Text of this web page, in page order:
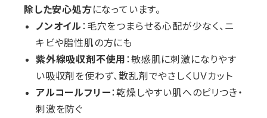
除した安心処方になっています。
ノンオイル ：毛穴をつまらせる心配が少なく、ニ
キビや脂性肌の方にも
紫外線吸収剤不使用 ：敏感肌に刺激になりやす
い吸収剤を使わず、散乱剤でやさしくUVカット
アルコールフリー：乾燥しやすい肌へのピリつき・
刺激を防ぐ